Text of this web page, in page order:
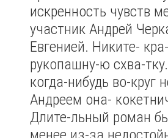
искренность
участник Андрей
Евгенией. Никите-
рукопашну-ю схва-
когда-нибудь во-круг
Андреем она-
Длите-льный роман